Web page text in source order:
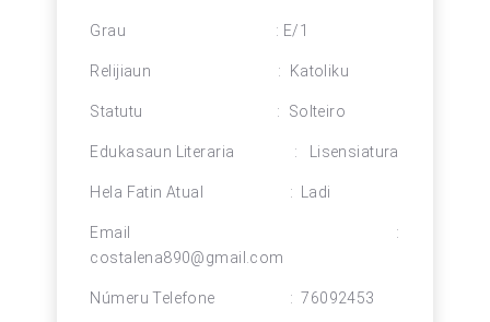
Grau : E/1
Relijiaun : Katoliku
Statutu : Solteiro
Edukasaun Literaria : Lisensiatura
Hela Fatin Atual : Ladi
Email :
costalena890@gmail.com
Númeru Telefone : 76092453